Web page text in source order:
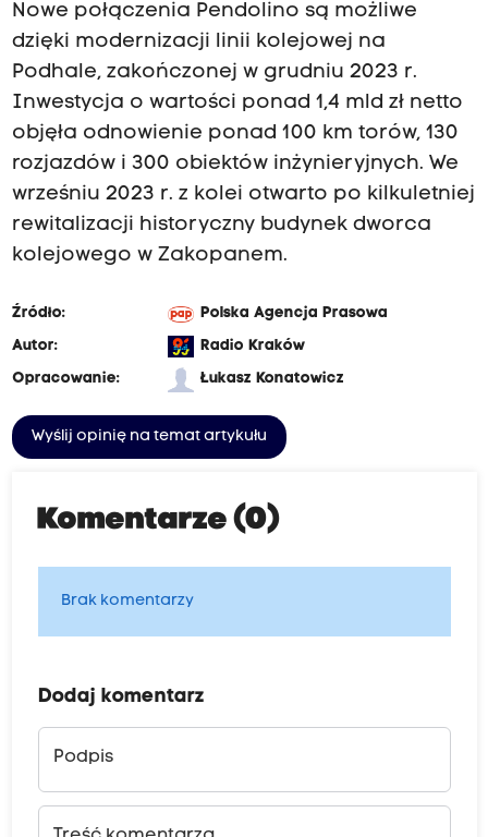
Nowe połączenia Pendolino są możliwe
dzięki modernizacji linii kolejowej na
Podhale, zakończonej w grudniu 2023 r.
Inwestycja o wartości ponad 1,4 mld zł netto
objęła odnowienie ponad 100 km torów, 130
rozjazdów i 300 obiektów inżynieryjnych. We
wrześniu 2023 r. z kolei otwarto po kilkuletniej
rewitalizacji historyczny budynek dworca
kolejowego w Zakopanem.
Źródło:
Polska Agencja Prasowa
Autor:
Radio Kraków
Opracowanie:
Łukasz Konatowicz
Wyślij opinię na temat artykułu
Komentarze (0)
Brak komentarzy
Dodaj komentarz
Podpis